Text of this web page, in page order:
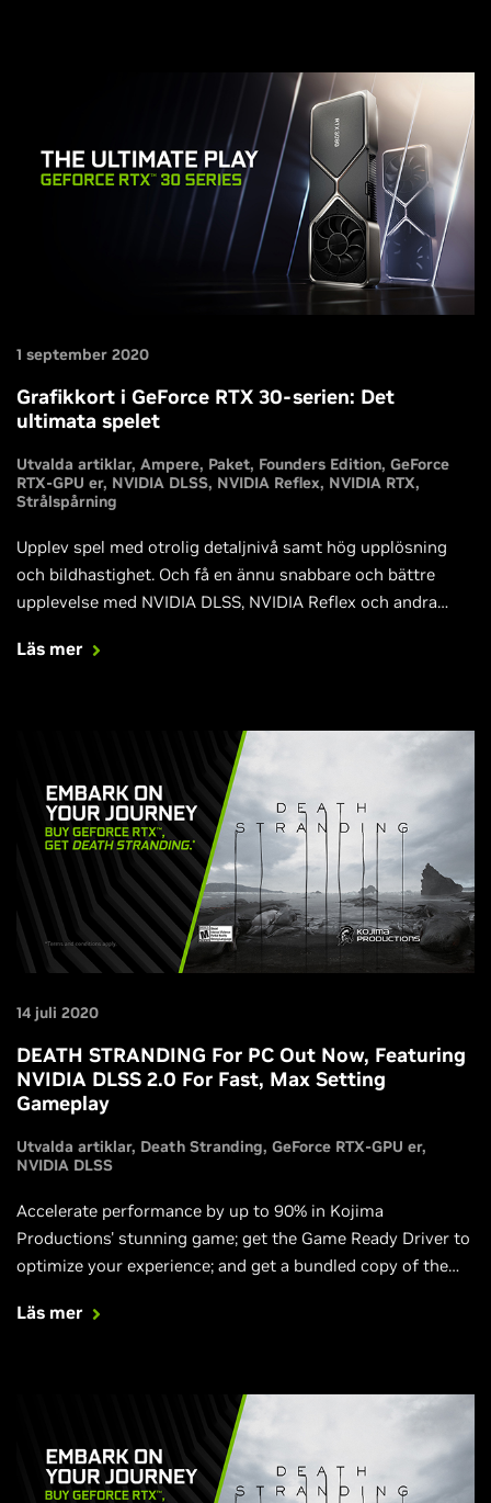
1 september 2020
Grafikkort i GeForce RTX 30-serien: Det
ultimata spelet
Utvalda artiklar Ampere Paket Founders Edition GeForce
RTX-GPU er NVIDIA DLSS NVIDIA Reflex NVIDIA RTX
Strålspårning
Upplev spel med otrolig detaljnivå samt hög upplösning
och bildhastighet. Och få en ännu snabbare och bättre
upplevelse med NVIDIA DLSS, NVIDIA Reflex och andra
Duty: Black Ops Cold War, Cyberpunk 2077, Valorant och
Läs mer
14 juli 2020
DEATH STRANDING For PC Out Now, Featuring
NVIDIA DLSS 2.0 For Fast, Max Setting
Gameplay
Utvalda artiklar Death Stranding GeForce RTX-GPU er
NVIDIA DLSS
Accelerate performance by up to 90% in Kojima
Productions' stunning game; get the Game Ready Driver to
optimize your experience; and get a bundled copy of the
laptops.
Läs mer